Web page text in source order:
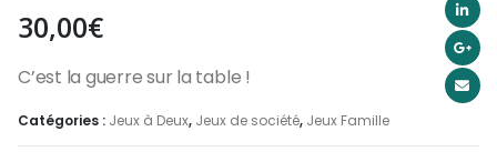
30,00€
C’est la guerre sur la table !
Catégories : Jeux à Deux, Jeux de société, Jeux Famille